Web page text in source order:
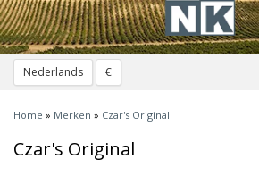
Nederlands €
Home » Merken » Czar's Original
Czar's Original